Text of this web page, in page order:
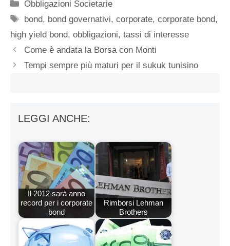
Categorie
Obbligazioni Societarie
Tag
bond, bond governativi,corporate,corporate bond,
high yield bond, obbligazioni, tassi di interesse
Come è andata la Borsa con Monti
Tempi sempre più maturi per il sukuk tunisino
LEGGI ANCHE:
Il 2012 sarà anno
record per i corporate
bond
Rimborsi Lehman
Brothers